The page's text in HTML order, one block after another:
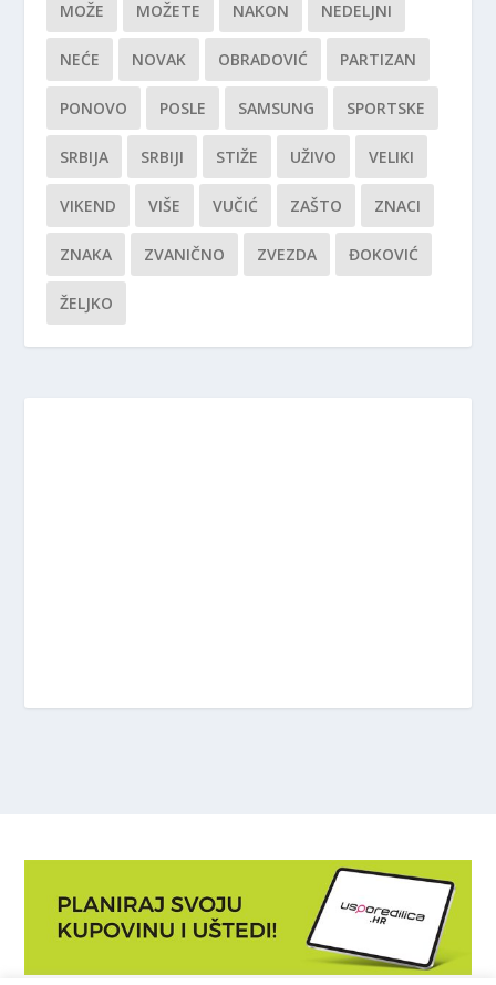
MOŽE MOŽETE NAKON NEDELJNI
NEĆE NOVAK OBRADOVIĆ PARTIZAN
PONOVO POSLE SAMSUNG SPORTSKE
SRBIJA SRBIJI STIŽE UŽIVO VELIKI
VIKEND VIŠE VUČIĆ ZAŠTO ZNACI
ZNAKA ZVANIČNO ZVEZDA ĐOKOVIĆ
ŽELJKO